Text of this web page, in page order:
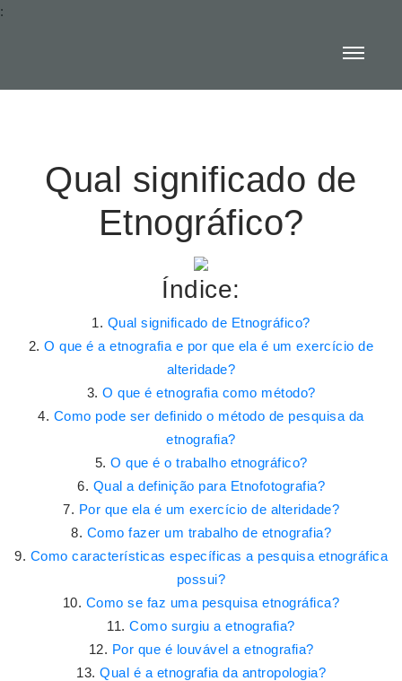
:
Qual significado de
Etnográfico?
Índice:
Qual significado de Etnográfico?
O que é a etnografia e por que ela é um exercício de
alteridade?
O que é etnografia como método?
Como pode ser definido o método de pesquisa da
etnografia?
O que é o trabalho etnográfico?
Qual a definição para Etnofotografia?
Por que ela é um exercício de alteridade?
Como fazer um trabalho de etnografia?
Como características específicas a pesquisa etnográfica
possui?
Como se faz uma pesquisa etnográfica?
Como surgiu a etnografia?
Por que é louvável a etnografia?
Qual é a etnografia da antropologia?